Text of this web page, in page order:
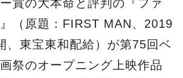
賞の大本命と評判の『ファ
（原題：FIRST MAN、2019
、東宝東和配給）が第75回ベ
祭のオープニング上映作品